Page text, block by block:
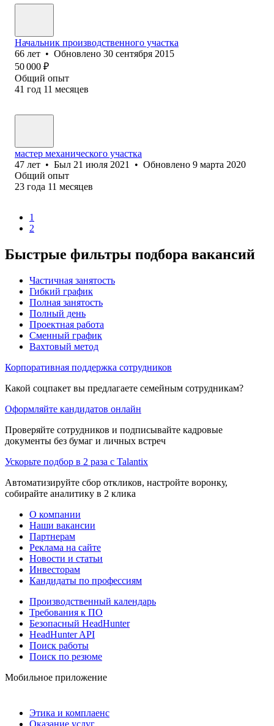
Начальник производственного участка
66 лет • Обновлено 30 сентября 2015
50 000 ₽
Общий опыт
41 год 11 месяцев
мастер механического участка
47 лет • Был 21 июля 2021 • Обновлено 9 марта 2020
Общий опыт
23 года 11 месяцев
1
2
Быстрые фильтры подбора вакансий
Частичная занятость
Гибкий график
Полная занятость
Полный день
Проектная работа
Сменный график
Вахтовый метод
Корпоративная поддержка сотрудников
Какой соцпакет вы предлагаете семейным сотрудникам?
Оформляйте кандидатов онлайн
Проверяйте сотрудников и подписывайте кадровые
документы без бумаг и личных встреч
Ускорьте подбор в 2 раза с Talantix
Автоматизируйте сбор откликов, настройте воронку,
собирайте аналитику в 2 клика
О компании
Наши вакансии
Партнерам
Реклама на сайте
Новости и статьи
Инвесторам
Кандидаты по профессиям
Производственный календарь
Требования к ПО
Безопасный HeadHunter
HeadHunter API
Поиск работы
Поиск по резюме
Мобильное приложение
Этика и комплаенс
Оказание услуг